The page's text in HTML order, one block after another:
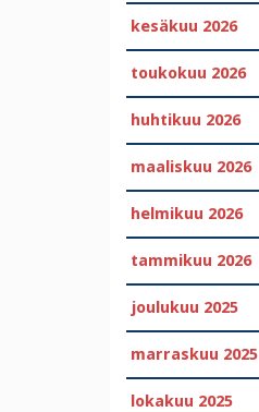
kesäkuu 2026
toukokuu 2026
huhtikuu 2026
maaliskuu 2026
helmikuu 2026
tammikuu 2026
joulukuu 2025
marraskuu 2025
lokakuu 2025